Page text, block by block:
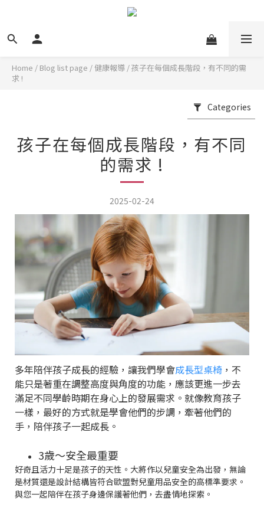
Home / Blog list page /健康報導 /孩子在每個成長階段，有不同的需
求 !
Categories
孩子在每個成長階段，有不同
的需求 !
2025-02-24
多年陪伴孩子成長的經驗，讓我們學會成長型桌椅 ，不
能只是著重在調整高度與角度的功能，應該更進一步去
滿足不同學齡時期在身心上的發展需求。就像教育孩子
一樣，最好的方式就是學會他們的步調，牽著他們的
手，陪伴孩子一起成長。
3歲～安全最重要
好奇且活力十足是孩子的天性。大將作以兒童安全為出發，無論
是材質還是設計結構皆符合歐盟對兒童用品安全的高標準要求。
與您一起陪伴在孩子身邊保護著他們，去盡情地探索。